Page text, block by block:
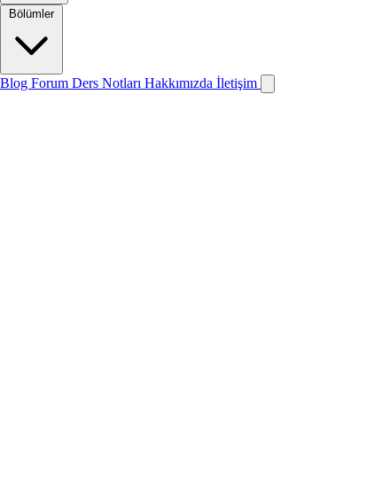
Bölümler
Blog Forum Ders Notları Hakkımızda İletişim